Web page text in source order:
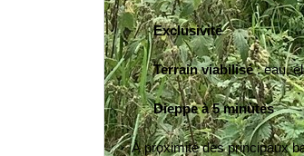
· Exclusivité
· Terrain viabilisé: eau,
· Dieppe à 5 minutes
À proximité des principaux